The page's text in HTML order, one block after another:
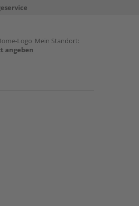
Mein Standort:
angeben